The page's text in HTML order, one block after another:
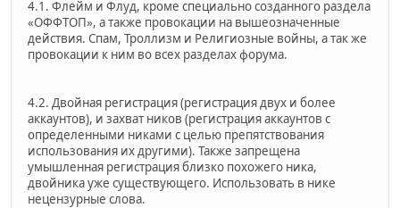
4.1. Флейм и Флуд, кроме специально созданного раздела
«ОФФТОП», а также провокации на вышеозначенные
действия. Спам, Троллизм и Религиозные войны, а так же
провокации к ним во всех разделах форума.
4.2. Двойная регистрация (регистрация двух и более
аккаунтов), и захват ников (регистрация аккаунтов с
определенными никами с целью препятствования
использования их другими). Также запрещена
умышленная регистрация близко похожего ника,
двойника уже существующего. Использовать в нике
нецензурные слова.